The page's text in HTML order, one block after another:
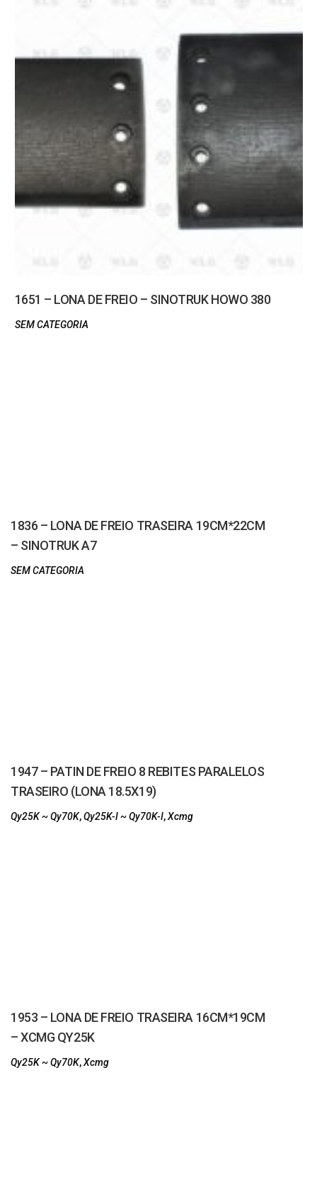
1651 – LONA DE FREIO – SINOTRUK HOWO 380
SEM CATEGORIA
1836 – LONA DE FREIO TRASEIRA 19CM*22CM
– SINOTRUK A7
SEM CATEGORIA
1947 – PATIN DE FREIO 8 REBITES PARALELOS
TRASEIRO (LONA 18.5X19)
Qy25K ~ Qy70K,Qy25K-I ~ Qy70K-I,Xcmg
1953 – LONA DE FREIO TRASEIRA 16CM*19CM
– XCMG QY25K
Qy25K ~ Qy70K,Xcmg